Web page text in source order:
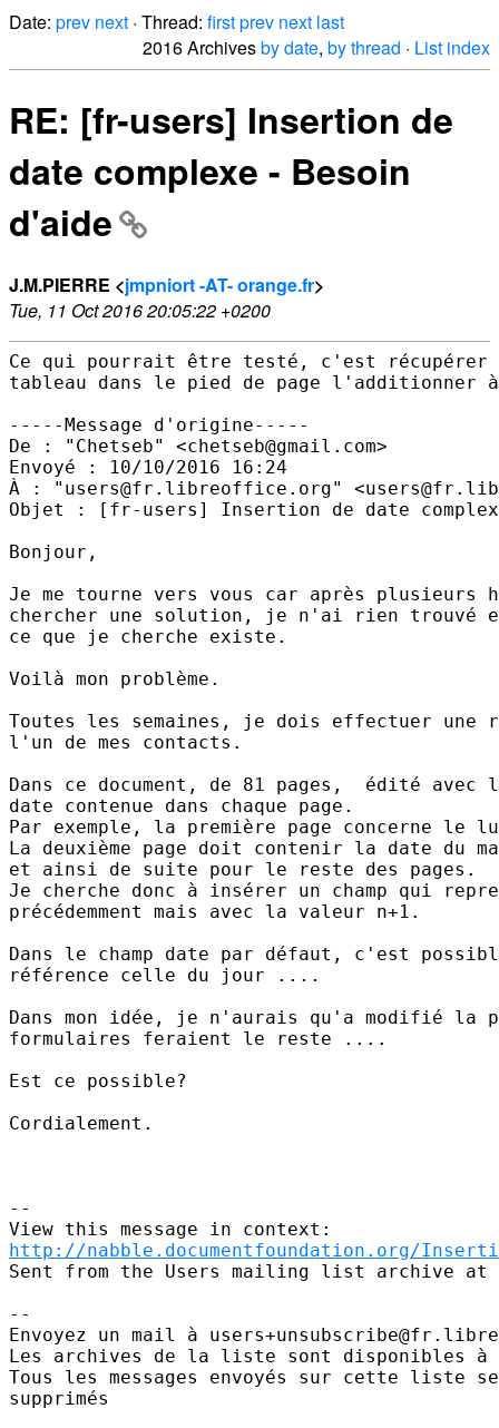
Date: prev next · Thread: firstprev next last
2016 Archivesby date, by thread · List index
RE: [fr-users] Insertion de
date complexe - Besoin
d'aide
J.M.PIERRE <jmpniort -AT- orange.fr>
Tue, 11 Oct 2016 20:05:22 +0200
Ce qui pourrait être testé, c'est récupérer
tableau dans le pied de page l'additionner
-----Message d'origine-----
De : "Chetseb" <chetseb@gmail.com>
Envoyé : ‎10/‎10/‎2016 16:24
À : "users@fr.libreoffice.org"
Objet : [fr-users] Insertion de date
Bonjour,
Je me tourne vers vous car après plusieurs
chercher une solution, je n'ai rien trouvé et
ce que je cherche existe.
Voilà mon problème.
Toutes les semaines, je dois effectuer une
l'un de mes contacts.
Dans ce document, de 81 pages,  édité
date contenue dans chaque page.
Par exemple, la première page concerne le
La deuxième page doit contenir la date du
et ainsi de suite pour le reste des pages.
Je cherche donc à insérer un champ qui
précédemment mais avec la valeur n+1.
Dans le champ date par défaut, c'est
référence celle du jour ....
Dans mon idée, je n'aurais qu'a modifié la
formulaires feraient le reste ....
Est ce possible?
Cordialement.
--
http://nabble.documentfoundation.org/
Sent from the Users mailing list archive at
--
Envoyez un mail à
Les archives de la liste sont disponibles à
Tous les messages envoyés sur cette liste
supprimés